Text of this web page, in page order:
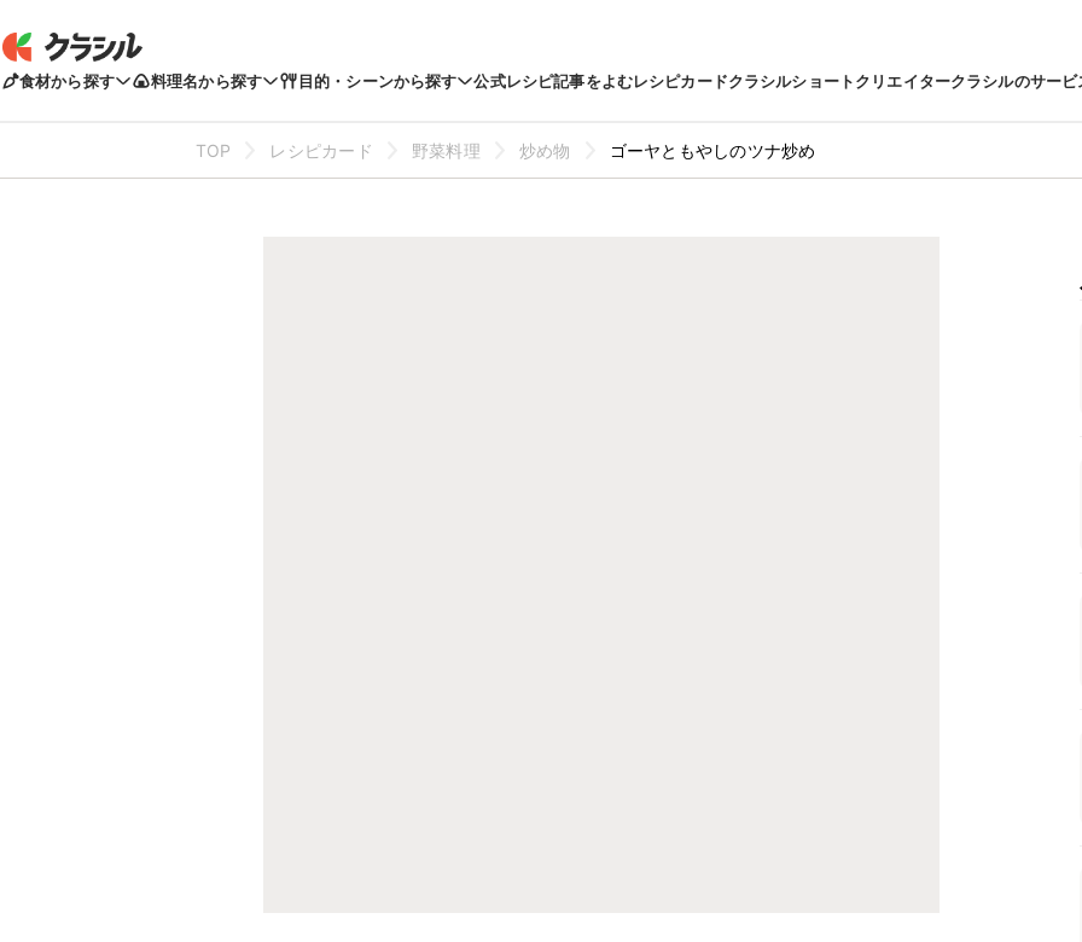
食材から探す 料理名から探す 目的・シーンから探す 公式レシピ記事をよむレシピカードクラシルショートクリエイタークラシルのサービ
TOP レシピカード 野菜料理 炒め物 ゴーヤともやしのツナ炒め